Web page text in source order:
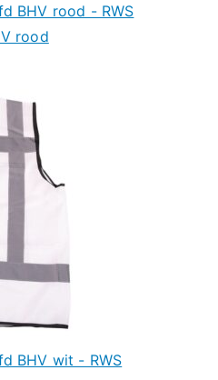
BHV rood - RWS
rood
BHV wit - RWS